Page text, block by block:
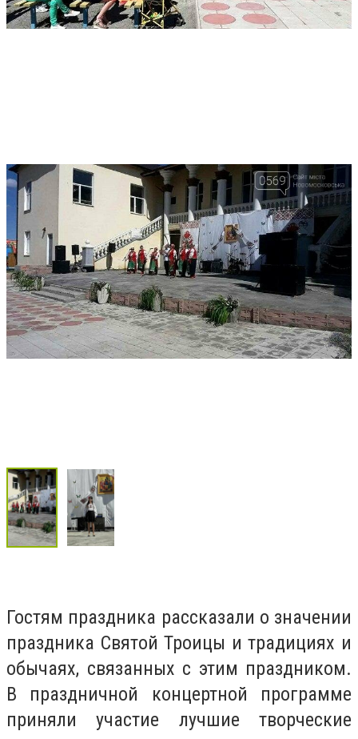
Гостям праздника рассказали о значении
праздника Святой Троицы и традициях и
обычаях, связанных с этим праздником.
В праздничной концертной программе
приняли участие лучшие творческие